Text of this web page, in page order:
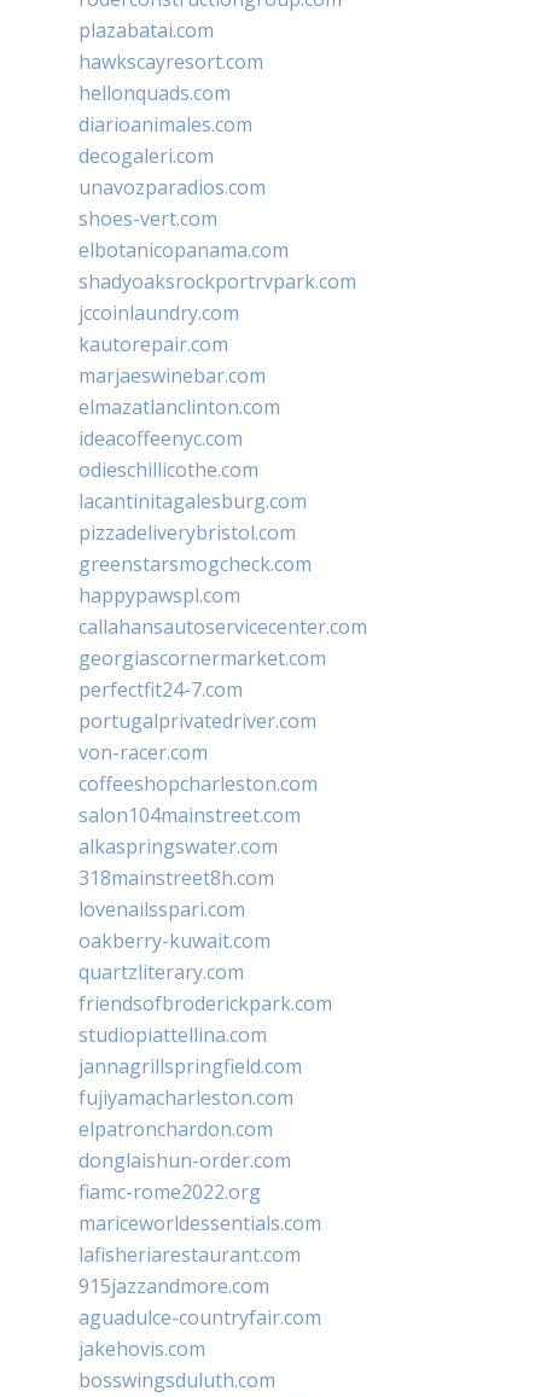
plazabatai.com
hawkscayresort.com
hellonquads.com
diarioanimales.com
decogaleri.com
unavozparadios.com
shoes-vert.com
elbotanicopanama.com
shadyoaksrockportrvpark.com
jccoinlaundry.com
kautorepair.com
marjaeswinebar.com
elmazatlanclinton.com
ideacoffeenyc.com
odieschillicothe.com
lacantinitagalesburg.com
pizzadeliverybristol.com
greenstarsmogcheck.com
happypawspl.com
callahansautoservicecenter.com
georgiascornermarket.com
perfectfit24-7.com
portugalprivatedriver.com
von-racer.com
coffeeshopcharleston.com
salon104mainstreet.com
alkaspringswater.com
318mainstreet8h.com
lovenailsspari.com
oakberry-kuwait.com
quartzliterary.com
friendsofbroderickpark.com
studiopiattellina.com
jannagrillspringfield.com
fujiyamacharleston.com
elpatronchardon.com
donglaishun-order.com
fiamc-rome2022.org
mariceworldessentials.com
lafisheriarestaurant.com
915jazzandmore.com
aguadulce-countryfair.com
jakehovis.com
bosswingsduluth.com